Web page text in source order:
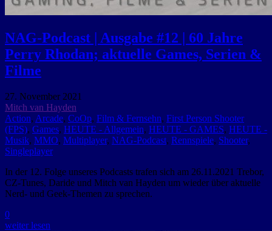
NAG-Podcast | Ausgabe #12 | 60 Jahre
Perry Rhodan; aktuelle Games, Serien &
Filme
27. November 2021
Mitch van Hayden
Action, Arcade, CoOp, Film & Fernsehn, First Person Shooter
(FPS), Games, HEUTE - Allgemein, HEUTE - GAMES, HEUTE -
Musik, MMO, Multiplayer, NAG-Podcast, Rennspiele, Shooter,
Singleplayer
In der 12. Folge unseres Podcasts trafen sich am 26.11.2021 Trebor,
CZ-Tunes, Daride und Mitch van Hayden um wieder über aktuelle
Nerd- und Geek-Themen zu sprechen.
0
weiter lesen